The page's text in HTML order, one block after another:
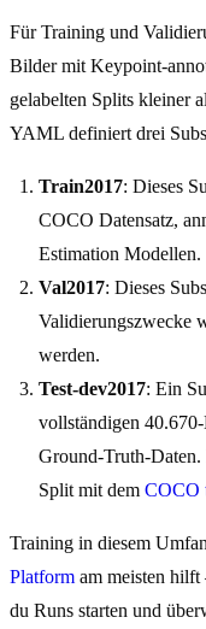
Für Training und
Bilder mit Keypoint-
gelabelten Splits kleiner
YAML definiert drei
Train2017: Dieses
COCO Datensatz,
Estimation Modellen.
Val2017: Dieses
Validierungszwecke
werden.
Test-dev2017: Ein
vollständigen
Ground-Truth-
Split mit dem COCO
Training in diesem
Platform am meisten hilft
du Runs starten und